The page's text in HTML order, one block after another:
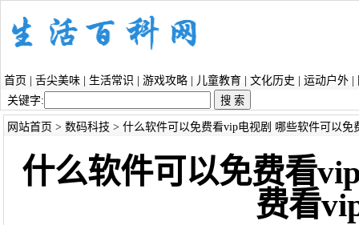
首页 舌尖美味 生活常识 游戏攻略 儿童教育 文化历史 运动户外
关键字:
网站首页 > 数码科技 > 什么软件可以免费看vip电视剧 哪些软件可以免
什么软件可以免费看
费看